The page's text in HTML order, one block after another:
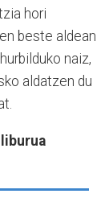
hori
beste aldean
naiz,
aldatzen du